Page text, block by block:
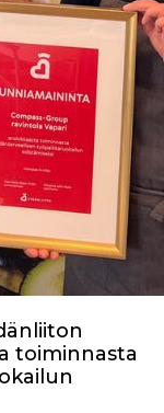
toiminnasta